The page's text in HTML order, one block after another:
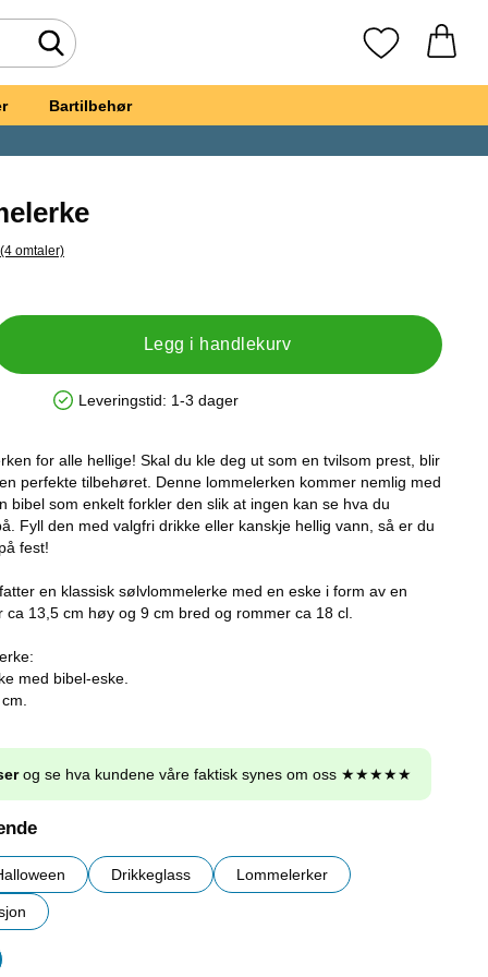
Søk Mine favoritter
Bartilbehør
alle omtaler
(4 omtaler)
Legg i handlekurv
Produkttilgjengelighet: På lager
Leveringstid: 1-3 dager
for alle hellige! Skal du kle deg ut som en tvilsom prest, blir
perfekte tilbehøret. Denne lommelerken kommer nemlig med
bibel som enkelt forkler den slik at ingen kan se hva du
Fyll den med valgfri drikke eller kanskje hellig vann, så er du
fest!
en klassisk sølvlommelerke med en eske i form av en
ca 13,5 cm høy og 9 cm bred og rommer ca 18 cl.
med bibel-eske.
og se hva kundene våre faktisk synes om oss ★★★★★
Drikkeglass Lommelerker